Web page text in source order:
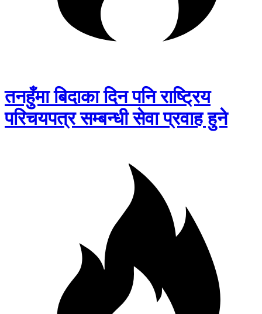
तनहुँमा बिदाका दिन पनि राष्ट्रिय
परिचयपत्र सम्बन्धी सेवा प्रवाह हुने